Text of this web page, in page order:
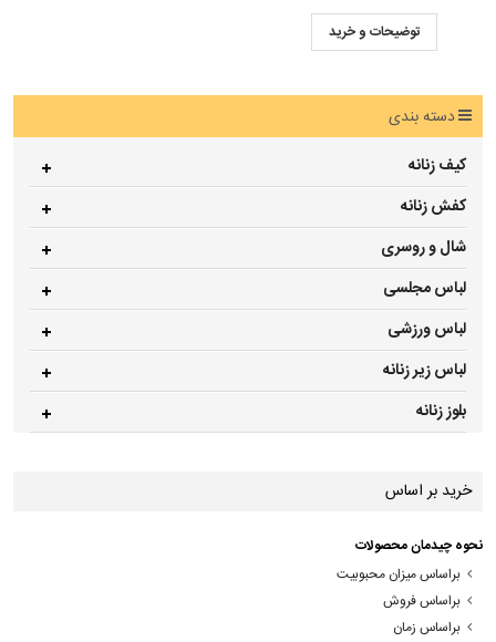
توضیحات و خرید
دسته بندی
کیف زنانه
کفش زنانه
شال و روسری
لباس مجلسی
لباس ورزشی
لباس زیر زنانه
بلوز زنانه
خرید بر اساس
نحوه چیدمان محصولات
براساس میزان محبوبیت
براساس فروش
براساس زمان